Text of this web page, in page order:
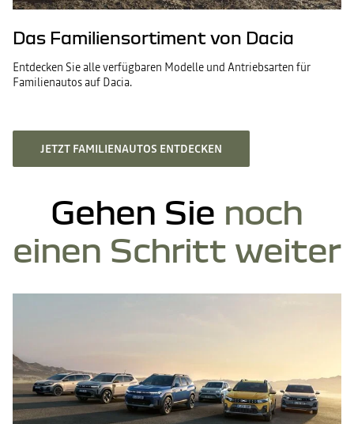
Das Familiensortiment von Dacia
Entdecken Sie alle verfügbaren Modelle und Antriebsarten für
Familienautos auf Dacia.
JETZT FAMILIENAUTOS ENTDECKEN
Gehen Sie noch
einen Schritt weiter